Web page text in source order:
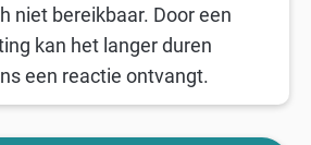
niet bereikbaar. Door een
kan het langer duren
een reactie ontvangt.